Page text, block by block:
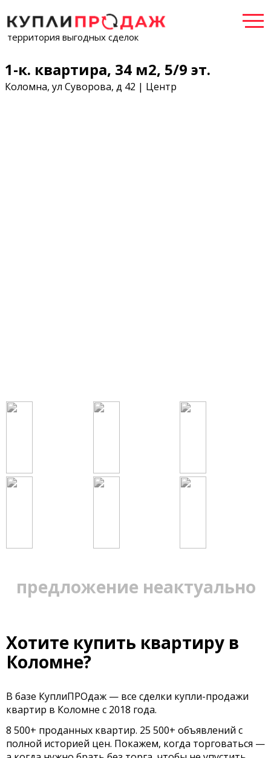
территория выгодных сделок
1-к. квартира, 34 м2, 5/9 эт.
Коломна, ул Суворова, д 42 | Центр
предложение неактуально
Хотите купить квартиру в
Коломне?
В базе КуплиПРОдаж — все сделки купли-продажи
квартир в Коломне с 2018 года.
8 500+ проданных квартир. 25 500+ объявлений с
полной историей цен. Покажем, когда торговаться —